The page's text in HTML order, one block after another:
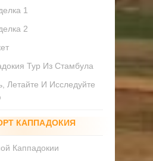
1
2
Тур Из Стамбула
Летайте И Исследуйте
КАППАДОКИЯ
Каппадокии